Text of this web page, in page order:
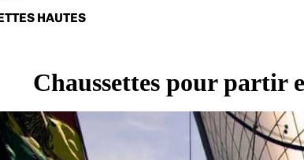
HAUTES
Chaussettes pour partir